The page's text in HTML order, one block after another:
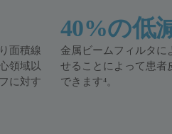
面積線
領域以
に対す
40%の低
金属ビームフィルタに
せることによって患者
できます⁴。